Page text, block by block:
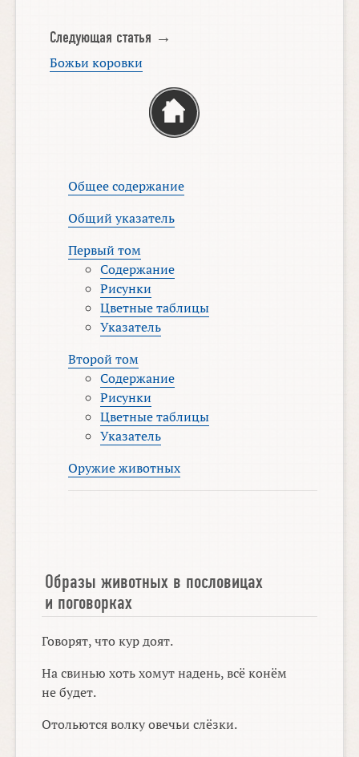
Следующая статья →
Божьи коровки
Общее содержание
Общий указатель
Первый том
Содержание
Рисунки
Цветные таблицы
Указатель
Второй том
Содержание
Рисунки
Цветные таблицы
Указатель
Оружие животных
Образы животных в пословицах
и поговорках
Говорят, что кур доят.
На свинью хоть хомут надень, всё конём
не будет.
Отольются волку овечьи слёзки.